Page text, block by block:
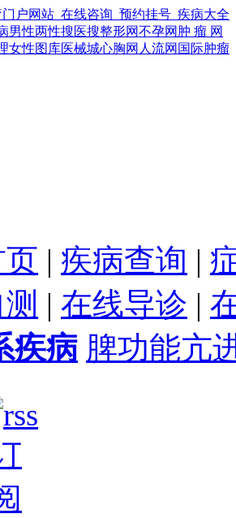
男性两性搜医搜整形网不孕网 肿 瘤 网
女性图库医械城心胸网 人流网 国际肿瘤
| 疾病查询 |
| 在线导诊 |
疾病 脾功能亢